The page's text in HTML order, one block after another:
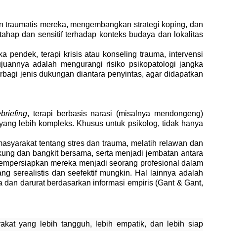
mereka, mengembangkan strategi koping, dan
dan sensitif terhadap konteks budaya dan lokalitas
pendek, terapi krisis atau konseling trauma, intervensi
adalah mengurangi risiko psikopatologi jangka
jenis dukungan diantara penyintas, agar didapatkan
, terapi berbasis narasi (misalnya mendongeng)
lebih kompleks. Khusus untuk psikolog, tidak hanya
tentang stres dan trauma, melatih relawan dan
dan bangkit bersama, serta menjadi jembatan antara
mereka menjadi seorang profesional dalam
serealistis dan seefektif mungkin. Hal lainnya adalah
darurat berdasarkan informasi empiris (Gant & Gant,
yang lebih tangguh, lebih empatik, dan lebih siap